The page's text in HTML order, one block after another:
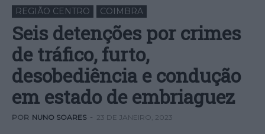
REGIÃO CENTRO COIMBRA
Seis detenções por crimes
de tráfico, furto,
desobediência e condução
em estado de embriaguez
POR NUNO SOARES - 23 DE JANEIRO, 2023